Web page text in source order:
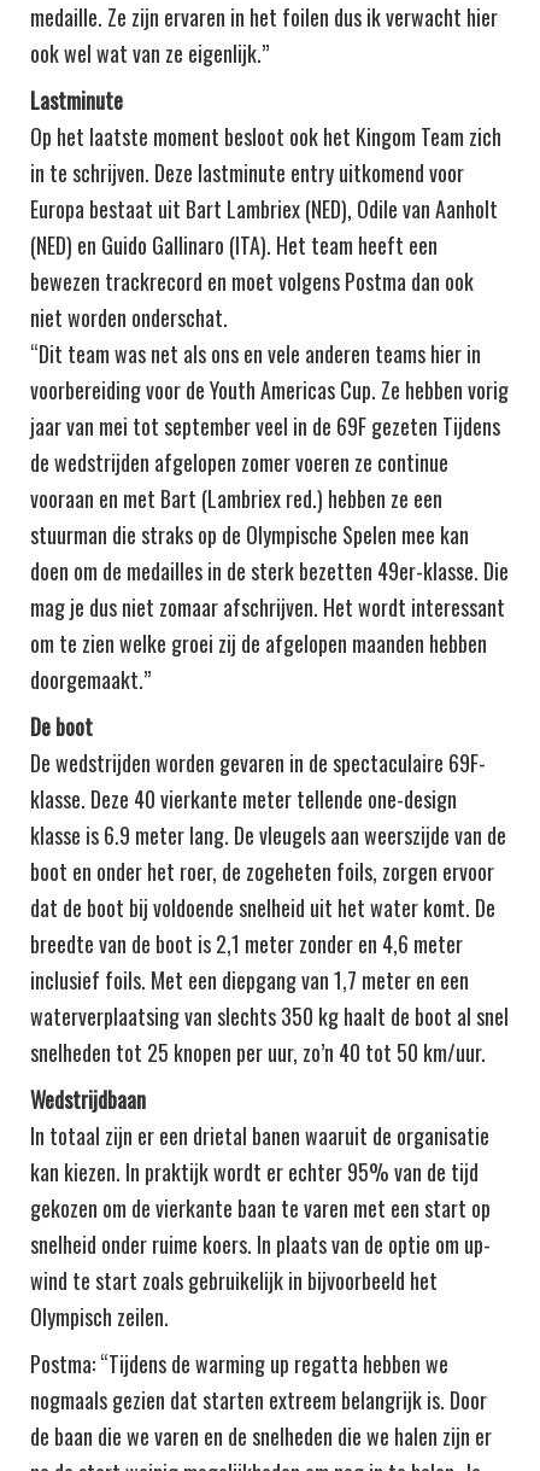
medaille. Ze zijn ervaren in het foilen dus ik verwacht hier
ook wel wat van ze eigenlijk.”
Lastminute
Op het laatste moment besloot ook het Kingom Team zich
in te schrijven. Deze lastminute entry uitkomend voor
Europa bestaat uit Bart Lambriex (NED), Odile van Aanholt
(NED) en Guido Gallinaro (ITA). Het team heeft een
bewezen trackrecord en moet volgens Postma dan ook
niet worden onderschat.
“Dit team was net als ons en vele anderen teams hier in
voorbereiding voor de Youth Americas Cup. Ze hebben vorig
jaar van mei tot september veel in de 69F gezeten Tijdens
de wedstrijden afgelopen zomer voeren ze continue
vooraan en met Bart (Lambriex red.) hebben ze een
stuurman die straks op de Olympische Spelen mee kan
doen om de medailles in de sterk bezetten 49er-klasse. Die
mag je dus niet zomaar afschrijven. Het wordt interessant
om te zien welke groei zij de afgelopen maanden hebben
doorgemaakt.”
De boot
De wedstrijden worden gevaren in de spectaculaire 69F-
klasse. Deze 40 vierkante meter tellende one-design
klasse is 6.9 meter lang. De vleugels aan weerszijde van de
boot en onder het roer, de zogeheten foils, zorgen ervoor
dat de boot bij voldoende snelheid uit het water komt. De
breedte van de boot is 2,1 meter zonder en 4,6 meter
inclusief foils. Met een diepgang van 1,7 meter en een
waterverplaatsing van slechts 350 kg haalt de boot al snel
snelheden tot 25 knopen per uur, zo’n 40 tot 50 km/uur.
Wedstrijdbaan
In totaal zijn er een drietal banen waaruit de organisatie
kan kiezen. In praktijk wordt er echter 95% van de tijd
gekozen om de vierkante baan te varen met een start op
snelheid onder ruime koers. In plaats van de optie om up-
wind te start zoals gebruikelijk in bijvoorbeeld het
Olympisch zeilen.
Postma: “Tijdens de warming up regatta hebben we
nogmaals gezien dat starten extreem belangrijk is. Door
de baan die we varen en de snelheden die we halen zijn er